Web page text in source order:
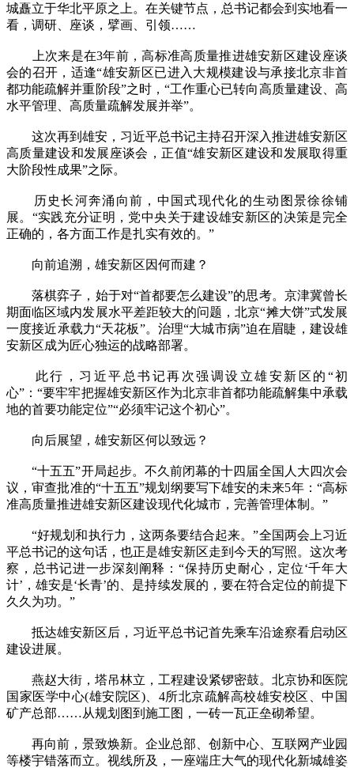
城矗立于华北平原之上。在关键节点，总书记都会到实地看一
看，调研、座谈，擘画、引领……
上次来是在3年前，高标准高质量推进雄安新区建设座谈
会的召开，适逢“雄安新区已进入大规模建设与承接北京非首
都功能疏解并重阶段”之时，“工作重心已转向高质量建设、高
水平管理、高质量疏解发展并举”。
这次再到雄安，习近平总书记主持召开深入推进雄安新区
高质量建设和发展座谈会，正值“雄安新区建设和发展取得重
大阶段性成果”之际。
历史长河奔涌向前，中国式现代化的生动图景徐徐铺
展。“实践充分证明，党中央关于建设雄安新区的决策是完全
正确的，各方面工作是扎实有效的。”
向前追溯，雄安新区因何而建？
落棋弈子，始于对“首都要怎么建设”的思考。京津冀曾长
期面临区域内发展水平差距较大的问题，北京“摊大饼”式发展
一度接近承载力“天花板”。治理“大城市病”迫在眉睫，建设雄
安新区成为匠心独运的战略部署。
此行，习近平总书记再次强调设立雄安新区的“初
心”：“要牢牢把握雄安新区作为北京非首都功能疏解集中承载
地的首要功能定位”“必须牢记这个初心”。
向后展望，雄安新区何以致远？
“十五五”开局起步。不久前闭幕的十四届全国人大四次会
议，审查批准的“十五五”规划纲要写下雄安的未来5年：“高标
准高质量推进雄安新区建设现代化城市，完善管理体制。”
“好规划和执行力，这两条要结合起来。”全国两会上习近
平总书记的这句话，也正是雄安新区走到今天的写照。这次考
察，总书记进一步深刻阐释：“保持历史耐心，定位‘千年大
计’，雄安是‘长青’的、是持续发展的，要在符合定位的前提下
久久为功。”
抵达雄安新区后，习近平总书记首先乘车沿途察看启动区
建设进展。
燕赵大街，塔吊林立，工程建设紧锣密鼓。北京协和医院
国家医学中心(雄安院区)、4所北京疏解高校雄安校区、中国
矿产总部……从规划图到施工图，一砖一瓦正垒砌希望。
再向前，景致焕新。企业总部、创新中心、互联网产业园
等楼宇错落而立。视线所及，一座端庄大气的现代化新城雄姿